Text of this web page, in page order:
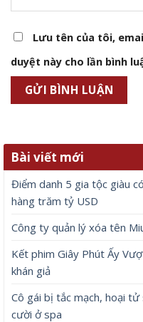
Lưu tên của tôi,
duyệt này cho lần bình
Bài viết mới
Điểm danh 5 gia tộc giàu
hàng trăm tỷ USD
Công ty quản lý xóa tên
Kết phim Giây Phút Ấy
khán giả
Cô gái bị tắc mạch, hoại
cười ở spa